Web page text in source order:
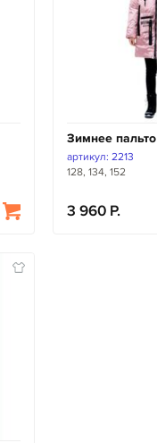
Зимнее пальто
артикул: 2213
128, 134, 152
3 960